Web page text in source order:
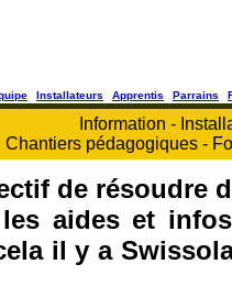
Installateurs Apprentis Parrains
Information -
Chantiers pédagogiques -
de résoudre
aides et
il y a